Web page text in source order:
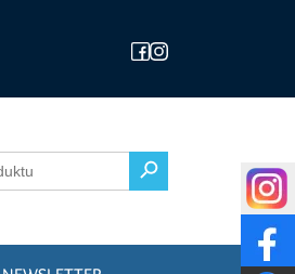
Search Button